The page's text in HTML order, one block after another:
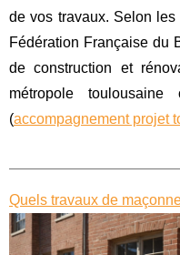
de vos travaux. Selon
Fédération Française du
de construction et
métropole
(accompagnement projet
Quels travaux de